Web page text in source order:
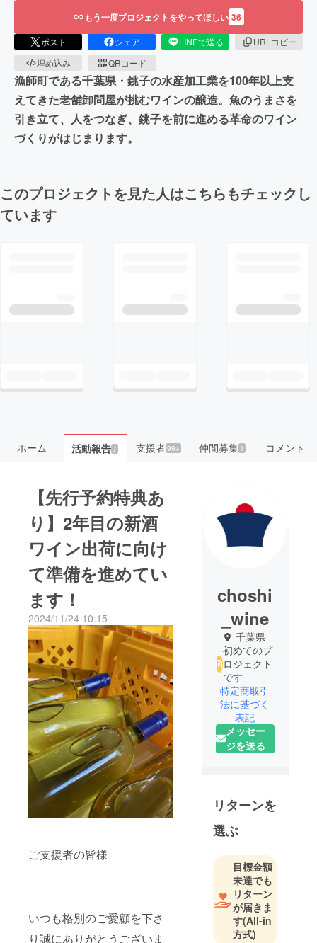
もう一度プロジェクトをやってほしい 36
ポスト シェア LINEで送る
URLコピー
埋め込み
QRコード
漁師町である千葉県・銚子の水産加工業を100年以上支
えてきた老舗卸問屋が挑むワインの醸造。魚のうまさを
引き立て、人をつなぎ、銚子を前に進める革命のワイン
づくりがはじまります。
このプロジェクトを見た人はこちらもチェックし
ています
ホーム 活動報告7 支援者99+ 仲間募集 1 コメント
【先行予約特典あ
り】2年目の新酒
ワイン出荷に向け
て準備を進めてい
ます！
2024/11/24 10:15
ご支援者の皆様
いつも格別のご愛顧を下さ
り誠にありがとうございま
choshi
_wine
千葉県
初めてのプ
ロジェクト
です
特定商取引
法に基づく
表記
メッセー
ジを送る
リターンを
選ぶ
目標金額
未達でも
リターン
が届きま
す(All-in
方式)